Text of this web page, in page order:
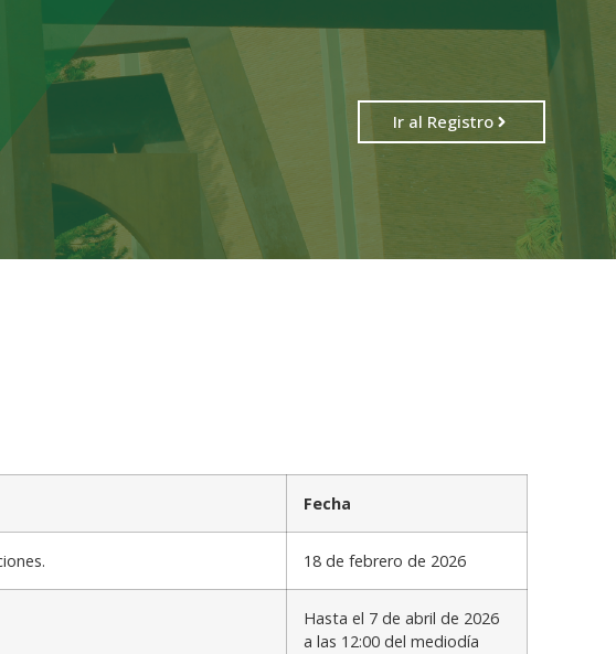
Ir al Registro
Fecha
18 de febrero de 2026
Hasta el 7 de abril de 2026
a las 12:00 del mediodía